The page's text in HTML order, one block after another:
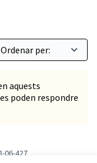
aquests
poden respondre
06-427